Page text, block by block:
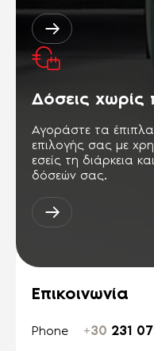
Δόσεις χωρίς
Αγοράστε τα
επιλογής σας με
εσείς τη διάρκεια
δόσεών σας.
Επικοινωνία
Phone +30 231